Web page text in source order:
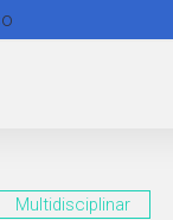
Multidisciplinar